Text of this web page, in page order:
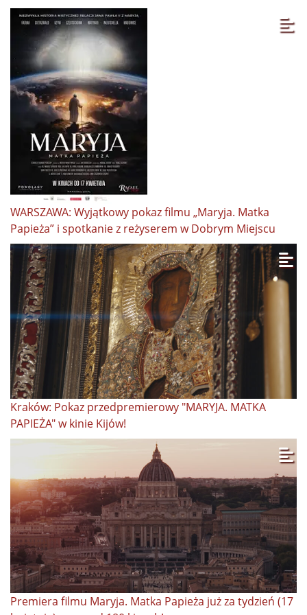
WARSZAWA: Wyjątkowy pokaz filmu „Maryja. Matka
Papieża” i spotkanie z reżyserem w Dobrym Miejscu
Kraków: Pokaz przedpremierowy "MARYJA. MATKA
PAPIEŻA" w kinie Kijów!
Premiera filmu Maryja. Matka Papieża już za tydzień (17